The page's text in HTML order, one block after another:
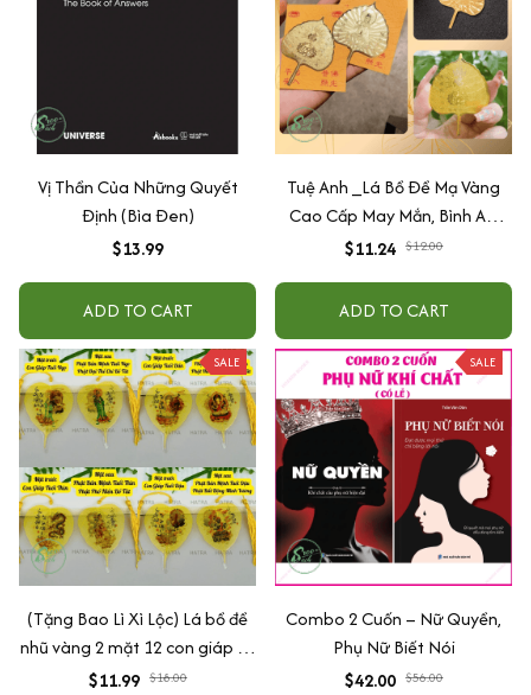
Vị Thần Của Những Quyết
Định (Bìa Đen)
$13.99
ADD TO CART
Tuệ Anh _Lá Bồ Đề Mạ Vàng
Cao Cấp May Mắn, Bình An,
Chiêu Tài Lộc
$11.24 $12.00
ADD TO CART
SALE
(Tặng Bao Lì Xì Lộc) Lá bồ đề
nhũ vàng 2 mặt 12 con giáp và
phật bản mệnh, để ốp lưng
$11.99 $18.00
SALE
Combo 2 Cuốn – Nữ Quyền,
Phụ Nữ Biết Nói
$42.00 $56.00